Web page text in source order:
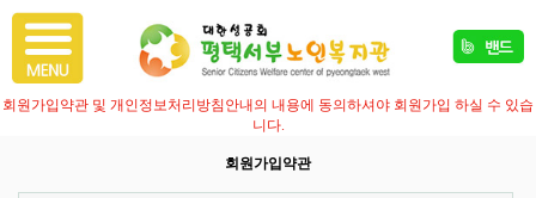
회원가입약관 및 개인정보처리방침안내의 내용에 동의하셔야 회원가입 하실 수 있습
니다.
회원가입약관